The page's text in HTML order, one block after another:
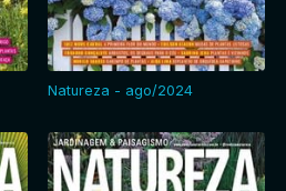
Natureza - ago/2024